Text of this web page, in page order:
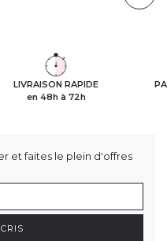
LIVRAISON RAPIDE
en 48h à 72h
et faites le plein d'offres